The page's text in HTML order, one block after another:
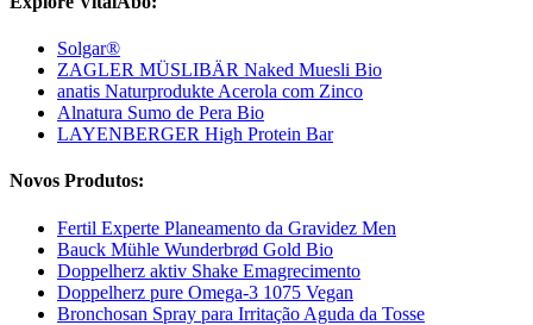
Solgar®
ZAGLER MÜSLIBÄR Naked Muesli Bio
anatis Naturprodukte Acerola com Zinco
Alnatura Sumo de Pera Bio
LAYENBERGER High Protein Bar
Novos Produtos:
Fertil Experte Planeamento da Gravidez Men
Bauck Mühle Wunderbrød Gold Bio
Doppelherz aktiv Shake Emagrecimento
Doppelherz pure Omega-3 1075 Vegan
Bronchosan Spray para Irritação Aguda da Tosse